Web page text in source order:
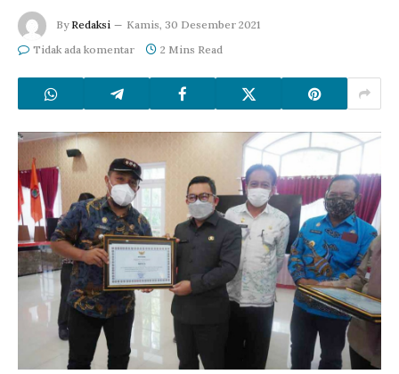
By Redaksi
Kamis, 30 Desember 2021
Tidak ada komentar
2 Mins Read